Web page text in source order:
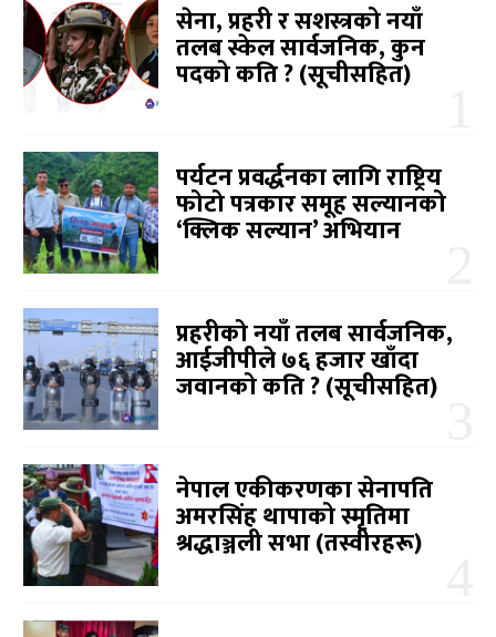
सेना, प्रहरी र सशस्त्रको नयाँ
तलब स्केल सार्वजनिक, कुन
पदको कति ? (सूचीसहित)
पर्यटन प्रवर्द्धनका लागि राष्ट्रिय
फोटो पत्रकार समूह सल्यानको
‘क्लिक सल्यान’ अभियान
प्रहरीको नयाँ तलब सार्वजनिक,
आईजीपीले ७६ हजार खाँदा
जवानको कति ? (सूचीसहित)
नेपाल एकीकरणका सेनापति
अमरसिंह थापाको स्मृतिमा
श्रद्धाञ्जली सभा (तस्वीरहरू)